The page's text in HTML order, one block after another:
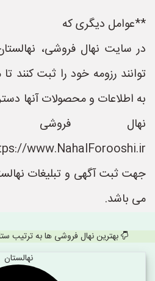
**عوامل دیگری که
در سایت نهال فروشی،
توانند رزومه خود را ثبت کنند
به اطلاعات و محصولات آنها
نهال فروشی
جهت ثبت آگهی و تبلیغات
می باشد.
بهترین نهال فروشی ها به ترتیب
نهالستان